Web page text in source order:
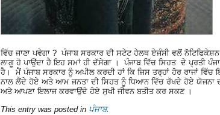
ਵਿੱਚ ਜਾਣਾ ਪਵੇਗਾ ? ਪੰਜਾਬ ਸਰਕਾਰ ਦੀ ਸਟੇਟ ਹੇਲਥ ਏਜੰਸੀ ਵਲੋਂ
ਲਾਗੂ ਹੋ ਪਾਉਂਦਾ ਹੈ ਇਹ ਸਮਾਂ ਹੀ ਦੱਸੇਗਾ । ਪੰਜਾਬ ਵਿੱਚ ਸਿਹਤ ਦੇ ਪ੍ਰਤੀ
ਹੈ। ਮੈਂ ਪੰਜਾਬ ਸਰਕਾਰ ਨੂੰ ਅਪੀਲ ਕਰਦੀ ਹਾਂ ਕਿ ਜਿਸ ਤਰ੍ਹਾਂ ਹੋਰ ਰਾਜਾਂ
ਨਾਲ ਲੈਂਦੇ ਹੋਏ ਅਤੇ ਆਮ ਜਨਤਾ ਦੀ ਸਿਹਤ ਨੂੰ ਧਿਆਨ ਵਿੱਚ ਰੱਖਦੇ ਹੋਏ ਯੋਜਨਾ
ਅਤੇ ਆਪਣਾ ਇਲਾਜ ਕਰਵਾਉਂਦੇ ਹੋਏ ਸੁਖੀ ਜੀਵਨ ਬਤੀਤ ਕਰ ਸਕਣ ।
This entry was posted in ਪੰਜਾਬ.